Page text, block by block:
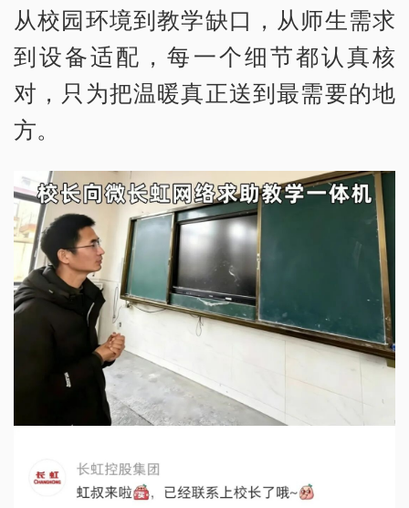
从校园环境到教学缺口，从师生需求
到设备适配，每一个细节都认真核
对，只为把温暖真正送到最需要的地
方。